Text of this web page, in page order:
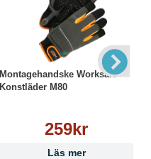
Montagehandske Worksafe
Konstläder M80
259kr
Läs mer